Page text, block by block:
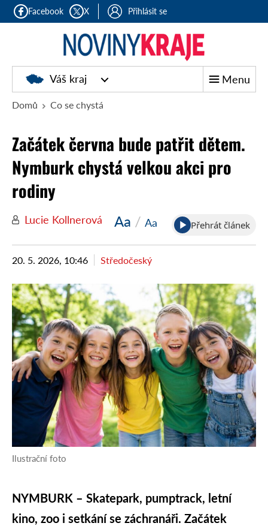
Facebook X Přihlásit se
Noviny
kraje
Váš kraj Menu
Domů Co se chystá
Začátek června bude patřit dětem.
Nymburk chystá velkou akci pro
rodiny
Lucie Kollnerová Aa / Aa Přehrát článek
20. 5. 2026, 10:46 Středočeský
Ilustrační foto
NYMBURK – Skatepark, pumptrack, letní
kino, zoo i setkání se záchranáři. Začátek